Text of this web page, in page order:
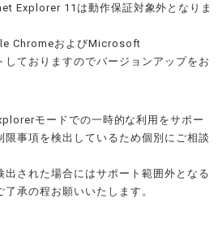
Explorer 11は動作保証対象外となりま
ChromeおよびMicrosoft
ておりますのでバージョンアップをお
モードでの一時的な利用をサポー
限事項を検出しているため個別にご相談
された場合にはサポート範囲外となる
承の程お願いいたします。